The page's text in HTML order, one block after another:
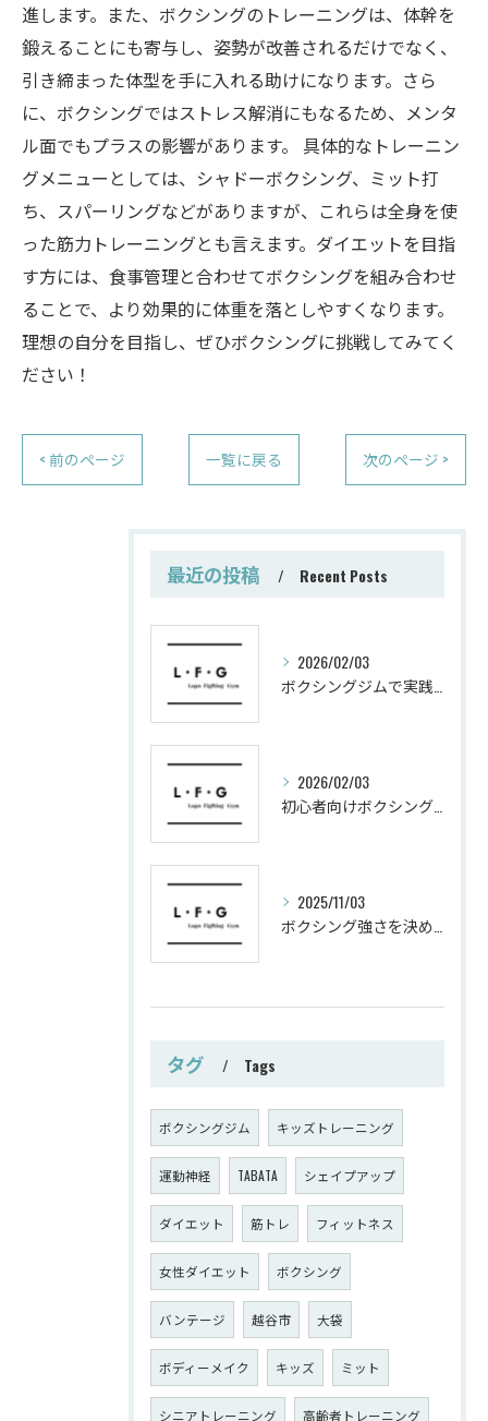
進します。また、ボクシングのトレーニングは、体幹を
鍛えることにも寄与し、姿勢が改善されるだけでなく、
引き締まった体型を手に入れる助けになります。さら
に、ボクシングではストレス解消にもなるため、メンタ
ル面でもプラスの影響があります。 具体的なトレーニン
グメニューとしては、シャドーボクシング、ミット打
ち、スパーリングなどがありますが、これらは全身を使
った筋力トレーニングとも言えます。ダイエットを目指
す方には、食事管理と合わせてボクシングを組み合わせ
ることで、より効果的に体重を落としやすくなります。
理想の自分を目指し、ぜひボクシングに挑戦してみてく
ださい！
< 前のページ 一覧に戻る 次のページ >
最近の投稿 Recent Posts
2026/02/03
2026/02/03
2025/11/03
タグ Tags
ボクシングジム キッズトレーニング
運動神経 TABATA シェイプアップ
ダイエット 筋トレ フィットネス
女性ダイエット ボクシング
バンテージ 越谷市 大袋
ボディーメイク キッズ ミット
シニアトレーニング 高齢者トレーニング